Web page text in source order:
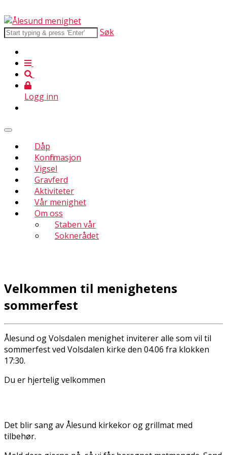
Søk
Logg inn
Dåp
Konfirmasjon
Vigsel
Gravferd
Aktiviteter
Vår menighet
Om oss
Staben vår
Soknerådet
Velkommen til menighetens
sommerfest
Ålesund og Volsdalen menighet inviterer alle som vil til
sommerfest ved Volsdalen kirke den 04.06 fra klokken
17:30.
Du er hjertelig velkommen
Det blir sang av Ålesund kirkekor og grillmat med
tilbehør.